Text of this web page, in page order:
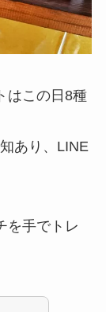
はこの日8種
あり、LINE
を手でトレ